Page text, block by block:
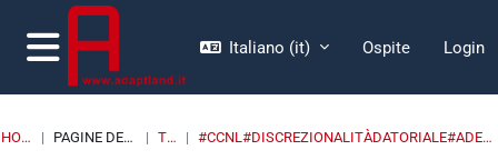
Vai al contenuto principale
Pannello laterale
Italiano ‎(it)‎ Ospite Login
HOME PAGINE DEL SITO TAG #CCNL#DISCREZIONALITÀDATORIALE#ADESIONEIMPLICITA